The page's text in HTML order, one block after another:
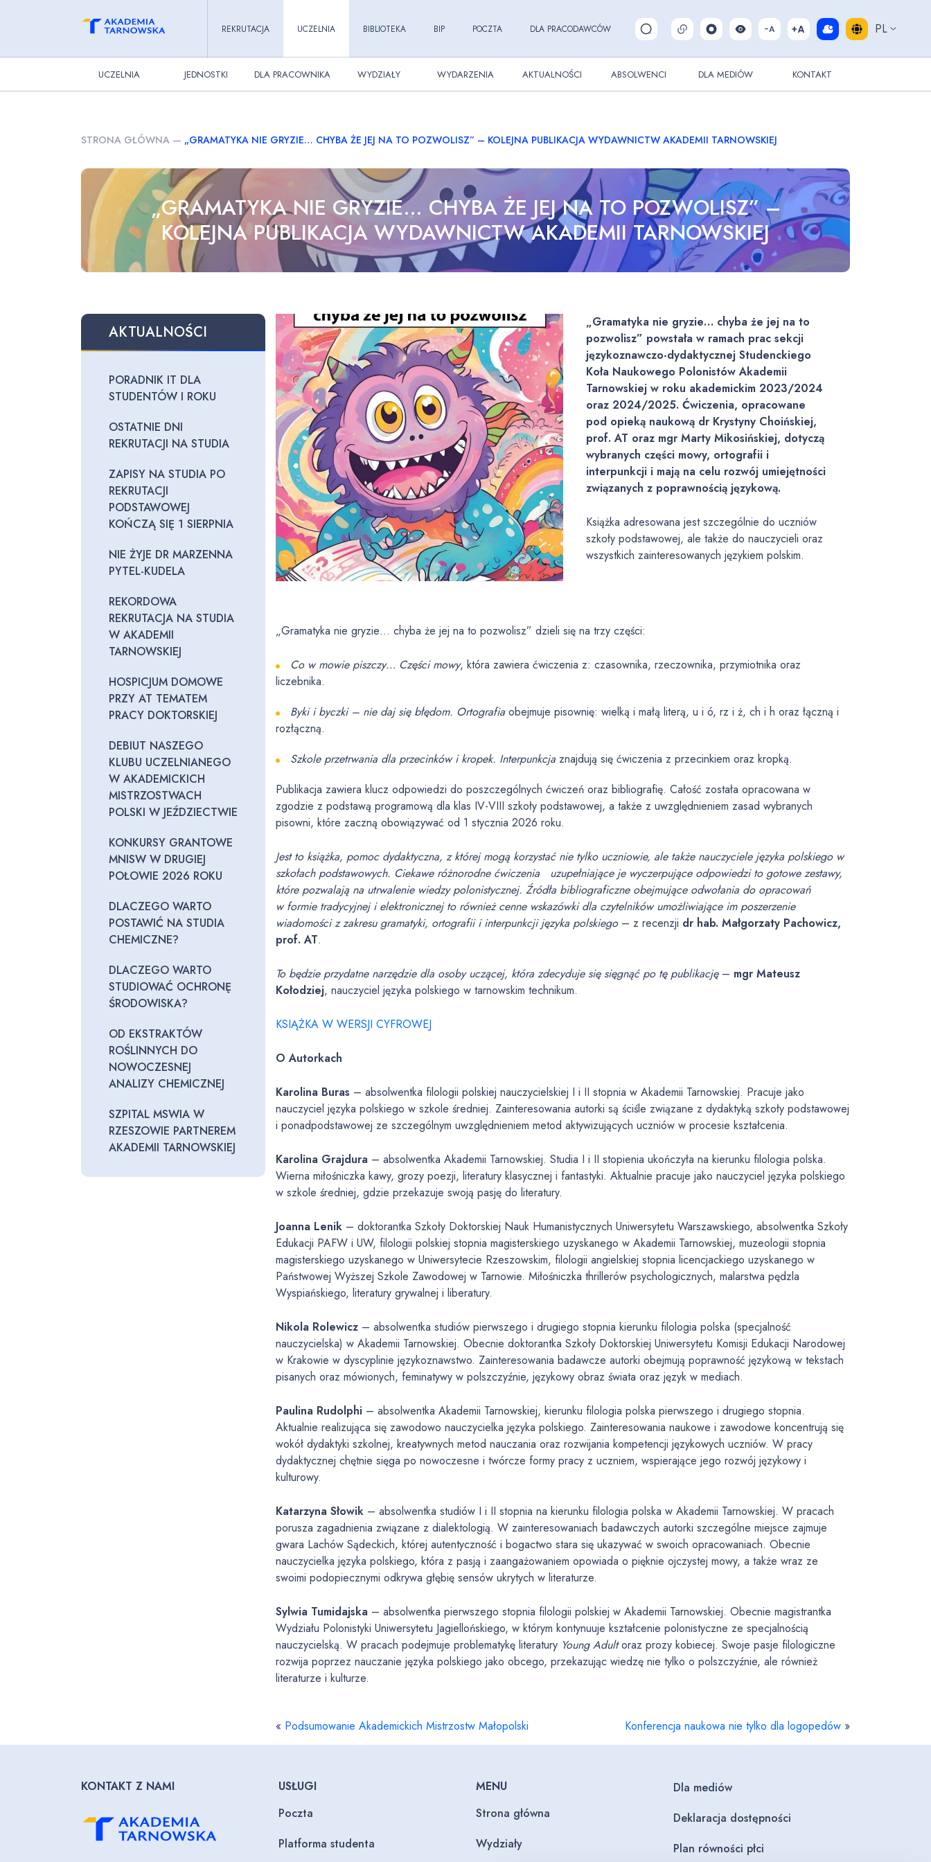
REKRUTACJA UCZELNIA BIBLIOTEKA BIP POCZTA DLA PRACODAWCÓW Pokaż/ukryj wyszukiwarkę PL
UCZELNIA JEDNOSTKI DLA PRACOWNIKA WYDZIAŁY WYDARZENIA AKTUALNOŚCI ABSOLWENCI DLA MEDIÓW KONTAKT
STRONA GŁÓWNA — „GRAMATYKA NIE GRYZIE… CHYBA ŻE JEJ NA TO POZWOLISZ” – KOLEJNA PUBLIKACJA WYDAWNICTW AKADEMII TARNOWSKIEJ
„GRAMATYKA NIE GRYZIE… CHYBA ŻE JEJ NA TO POZWOLISZ” –
KOLEJNA PUBLIKACJA WYDAWNICTW AKADEMII TARNOWSKIEJ
AKTUALNOŚCI
PORADNIK IT DLA
STUDENTÓW I ROKU
OSTATNIE DNI
REKRUTACJI NA STUDIA
ZAPISY NA STUDIA PO
REKRUTACJI
PODSTAWOWEJ
KOŃCZĄ SIĘ 1 SIERPNIA
NIE ŻYJE DR MARZENNA
PYTEL-KUDELA
REKORDOWA
REKRUTACJA NA STUDIA
W AKADEMII
TARNOWSKIEJ
HOSPICJUM DOMOWE
PRZY AT TEMATEM
PRACY DOKTORSKIEJ
DEBIUT NASZEGO
KLUBU UCZELNIANEGO
W AKADEMICKICH
MISTRZOSTWACH
POLSKI W JEŹDZIECTWIE
KONKURSY GRANTOWE
MNISW W DRUGIEJ
POŁOWIE 2026 ROKU
DLACZEGO WARTO
POSTAWIĆ NA STUDIA
CHEMICZNE?
DLACZEGO WARTO
STUDIOWAĆ OCHRONĘ
ŚRODOWISKA?
OD EKSTRAKTÓW
ROŚLINNYCH DO
NOWOCZESNEJ
ANALIZY CHEMICZNEJ
SZPITAL MSWIA W
RZESZOWIE PARTNEREM
AKADEMII TARNOWSKIEJ
„Gramatyka nie gryzie… chyba że jej na to
pozwolisz” powstała w ramach prac sekcji
językoznawczo-dydaktycznej Studenckiego
Koła Naukowego Polonistów Akademii
Tarnowskiej w roku akademickim 2023/2024
oraz 2024/2025. Ćwiczenia, opracowane
pod opieką naukową dr Krystyny Choińskiej,
prof. AT oraz mgr Marty Mikosińskiej, dotyczą
wybranych części mowy, ortografii i
interpunkcji i mają na celu rozwój umiejętności
związanych z poprawnością językową.
Książka adresowana jest szczególnie do uczniów
szkoły podstawowej, ale także do nauczycieli oraz
wszystkich zainteresowanych językiem polskim.
„Gramatyka nie gryzie… chyba że jej na to pozwolisz” dzieli się na trzy części:
Co w mowie piszczy… Części mowy, która zawiera ćwiczenia z: czasownika, rzeczownika, przymiotnika oraz
liczebnika.
Byki i byczki – nie daj się błędom. Ortografia obejmuje pisownię: wielką i małą literą, u i ó, rz i ż, ch i h oraz łączną i
rozłączną.
Szkole przetrwania dla przecinków i kropek. Interpunkcja znajdują się ćwiczenia z przecinkiem oraz kropką.
Publikacja zawiera klucz odpowiedzi do poszczególnych ćwiczeń oraz bibliografię. Całość została opracowana w
zgodzie z podstawą programową dla klas IV-VIII szkoły podstawowej, a także z uwzględnieniem zasad wybranych
pisowni, które zaczną obowiązywać od 1 stycznia 2026 roku.
Jest to książka, pomoc dydaktyczna, z której mogą korzystać nie tylko uczniowie, ale także nauczyciele języka polskiego w
szkołach podstawowych. Ciekawe różnorodne ćwiczenia uzupełniające je wyczerpujące odpowiedzi to gotowe zestawy,
które pozwalają na utrwalenie wiedzy polonistycznej. Źródła bibliograficzne obejmujące odwołania do opracowań
w formie tradycyjnej i elektronicznej to również cenne wskazówki dla czytelników umożliwiające im poszerzenie
wiadomości z zakresu gramatyki, ortografii i interpunkcji języka polskiego– z recenzji dr hab. Małgorzaty Pachowicz,
prof. AT.
To będzie przydatne narzędzie dla osoby uczącej, która zdecyduje się sięgnąć po tę publikację– mgr Mateusz
Kołodziej, nauczyciel języka polskiego w tarnowskim technikum.
KSIĄŻKA W WERSJI CYFROWEJ
O Autorkach
Karolina Buras – absolwentka filologii polskiej nauczycielskiej I i II stopnia w Akademii Tarnowskiej. Pracuje jako
nauczyciel języka polskiego w szkole średniej. Zainteresowania autorki są ściśle związane z dydaktyką szkoły podstawowej
i ponadpodstawowej ze szczególnym uwzględnieniem metod aktywizujących uczniów w procesie kształcenia.
Karolina Grajdura – absolwentka Akademii Tarnowskiej. Studia I i II stopienia ukończyła na kierunku filologia polska.
Wierna miłośniczka kawy, grozy poezji, literatury klasycznej i fantastyki. Aktualnie pracuje jako nauczyciel języka polskiego
w szkole średniej, gdzie przekazuje swoją pasję do literatury.
Joanna Lenik – doktorantka Szkoły Doktorskiej Nauk Humanistycznych Uniwersytetu Warszawskiego, absolwentka Szkoły
Edukacji PAFW i UW, filologii polskiej stopnia magisterskiego uzyskanego w Akademii Tarnowskiej, muzeologii stopnia
magisterskiego uzyskanego w Uniwersytecie Rzeszowskim, filologii angielskiej stopnia licencjackiego uzyskanego w
Państwowej Wyższej Szkole Zawodowej w Tarnowie. Miłośniczka thrillerów psychologicznych, malarstwa pędzla
Wyspiańskiego, literatury grywalnej i liberatury.
Nikola Rolewicz – absolwentka studiów pierwszego i drugiego stopnia kierunku filologia polska (specjalność
nauczycielska) w Akademii Tarnowskiej. Obecnie doktorantka Szkoły Doktorskiej Uniwersytetu Komisji Edukacji Narodowej
w Krakowie w dyscyplinie językoznawstwo. Zainteresowania badawcze autorki obejmują poprawność językową w tekstach
pisanych oraz mówionych, feminatywy w polszczyźnie, językowy obraz świata oraz język w mediach.
Paulina Rudolphi – absolwentka Akademii Tarnowskiej, kierunku filologia polska pierwszego i drugiego stopnia.
Aktualnie realizująca się zawodowo nauczycielka języka polskiego. Zainteresowania naukowe i zawodowe koncentrują się
wokół dydaktyki szkolnej, kreatywnych metod nauczania oraz rozwijania kompetencji językowych uczniów. W pracy
dydaktycznej chętnie sięga po nowoczesne i twórcze formy pracy z uczniem, wspierające jego rozwój językowy i
kulturowy.
Katarzyna Słowik – absolwentka studiów I i II stopnia na kierunku filologia polska w Akademii Tarnowskiej. W pracach
porusza zagadnienia związane z dialektologią. W zainteresowaniach badawczych autorki szczególne miejsce zajmuje
gwara Lachów Sądeckich, której autentyczność i bogactwo stara się ukazywać w swoich opracowaniach. Obecnie
nauczycielka języka polskiego, która z pasją i zaangażowaniem opowiada o pięknie ojczystej mowy, a także wraz ze
swoimi podopiecznymi odkrywa głębię sensów ukrytych w literaturze.
Sylwia Tumidajska – absolwentka pierwszego stopnia filologii polskiej w Akademii Tarnowskiej. Obecnie magistrantka
Wydziału Polonistyki Uniwersytetu Jagiellońskiego, w którym kontynuuje kształcenie polonistyczne ze specjalnością
nauczycielską. W pracach podejmuje problematykę literatury Young Adultoraz prozy kobiecej. Swoje pasje filologiczne
rozwija poprzez nauczanie języka polskiego jako obcego, przekazując wiedzę nie tylko o polszczyźnie, ale również
literaturze i kulturze.
« Podsumowanie Akademickich Mistrzostw Małopolski Konferencja naukowa nie tylko dla logopedów »
KONTAKT Z NAMI
USŁUGI
Poczta
Platforma studenta
MENU
Strona główna
Wydziały
Dla mediów
Deklaracja dostępności
Plan równości płci